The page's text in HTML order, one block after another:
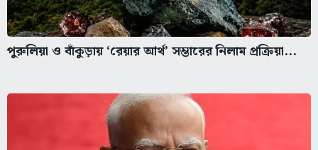
পুরুলিয়া ও বাঁকুড়ায় ‘রেয়ার আর্থ’ সম্ভারের নিলাম প্রক্রিয়া...